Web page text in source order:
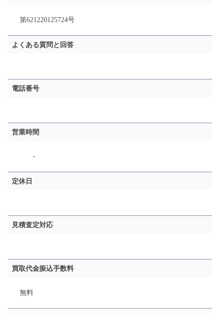
第621220125724号
よくある質問と回答
電話番号
営業時間
-
定休日
見積査定対応
買取代金振込手数料
無料